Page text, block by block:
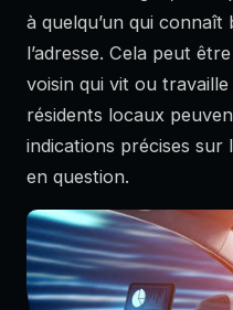
à quelqu’un qui
l’adresse. Cela peut
voisin qui vit ou travaille
résidents locaux
indications précises sur
en question.